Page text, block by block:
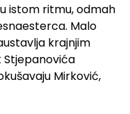
istom ritmu, odmah
Malo
krajnjim
Stjepanovića
Mirković,